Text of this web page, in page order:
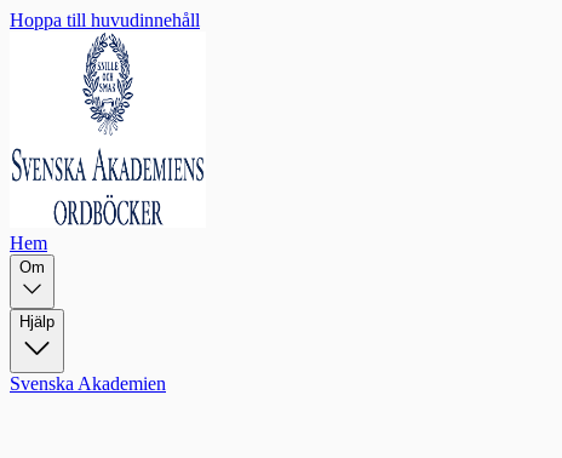
Hoppa till huvudinnehåll
Hem
Om
Hjälp
Svenska Akademien